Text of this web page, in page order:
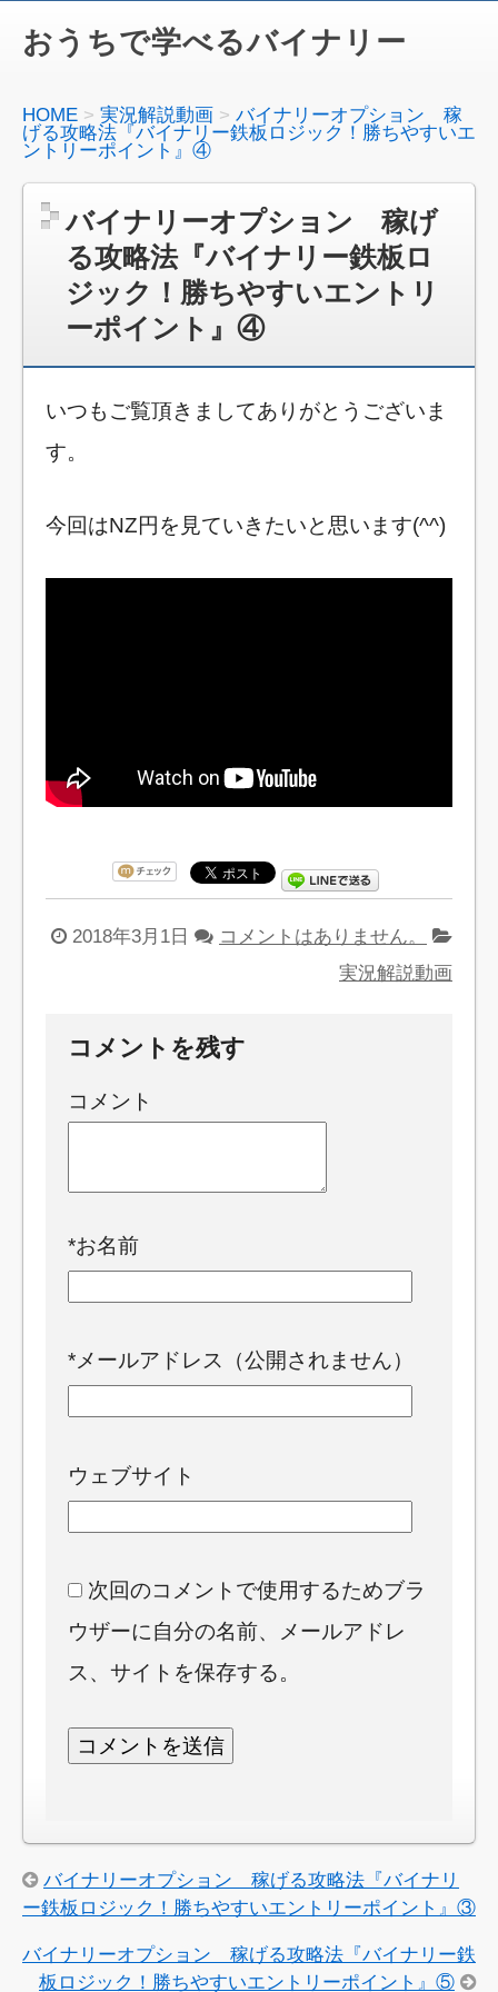
おうちで学べるバイナリー
HOME 実況解説動画
バイナリーオプション 稼
げる攻略法『バイナリー鉄板ロジック！勝ちやすいエ
ントリーポイント』④
バイナリーオプション 稼げ
る攻略法『バイナリー鉄板ロ
ジック！勝ちやすいエントリ
ーポイント』④
いつもご覧頂きましてありがとうございま
す。
今回はNZ円を見ていきたいと思います(^^)
2018年3月1日
コメントはありません。
実況解説動画
コメントを残す
コメント
*お名前
*メールアドレス（公開されません）
ウェブサイト
次回のコメントで使用するためブラ
ウザーに自分の名前、メールアドレ
ス、サイトを保存する。
バイナリーオプション 稼げる攻略法『バイナリ
ー鉄板ロジック！勝ちやすいエントリーポイント』③
バイナリーオプション 稼げる攻略法『バイナリー鉄
板ロジック！勝ちやすいエントリーポイント』⑤